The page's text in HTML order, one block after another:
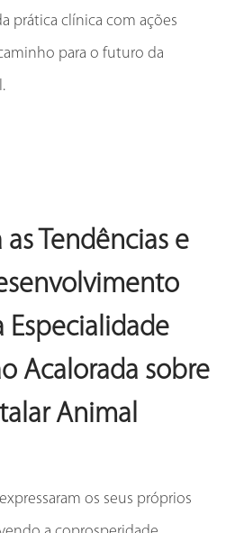
prática clínica com ações
para o futuro da
Tendências e
Especialidade
Acalorada sobre
Animal
os seus próprios